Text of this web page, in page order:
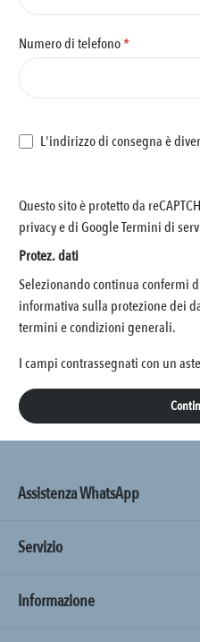
Numero di telefono*
L'indirizzo di consegna è
Questo sito è protetto da
privacy edi GoogleTermini di
Protez. dati
Selezionando continua confermi
informativa sulla protezione dei
termini e condizioni generali.
I campi contrassegnati con un
Assistenza WhatsApp
Servizio
Informazione